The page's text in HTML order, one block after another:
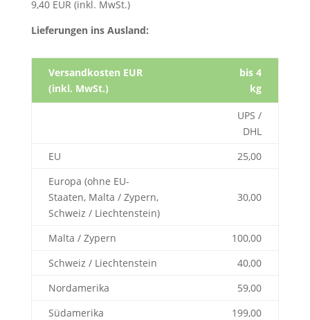
9,40 EUR (inkl. MwSt.)
Lieferungen ins Ausland:
Versandkosten EUR
(inkl. MwSt.)
bis 4
kg
UPS /
DHL
EU
25,00
Europa (ohne EU-
Staaten, Malta / Zypern,
Schweiz / Liechtenstein)
30,00
Malta / Zypern
100,00
Schweiz / Liechtenstein
40,00
Nordamerika
59,00
Südamerika
199,00